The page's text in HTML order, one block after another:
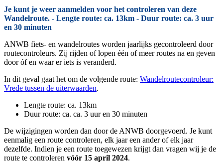
Je kunt je weer aanmelden voor het controleren van deze
Wandelroute. - Lengte route: ca. 13km - Duur route: ca. 3 uur
en 30 minuten
ANWB fiets- en wandelroutes worden jaarlijks gecontroleerd door
routecontroleurs. Zij rijden of lopen één of meer routes na en geven
door óf en waar er iets is veranderd.
In dit geval gaat het om de volgende route: Wandelroutecontroleur:
Vrede tussen de uiterwaarden.
Lengte route: ca. 13km
Duur route: ca. ca. 3 uur en 30 minuten
De wijzigingen worden dan door de ANWB doorgevoerd. Je kunt
eenmalig een route controleren, elk jaar een ander of elk jaar
dezelfde. Indien je een route toegewezen krijgt dan vragen wij je de
route te controleren vóór 15 april 2024.